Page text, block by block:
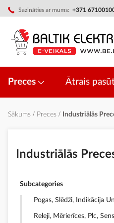
Sazināties ar mums: +371
Skip
to
Content
Preces Ātrais
Sākums Preces Industriālās
Industriālās
Subcategories
Pogas, Slēdži, Indikācija
Releji, Mērierīces, Plc,